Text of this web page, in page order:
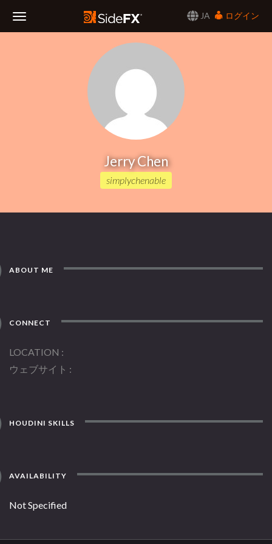
JA
ログイン
Jerry Chen
simplychenable
ABOUT ME
CONNECT
LOCATION
ウェブサイト
HOUDINI SKILLS
AVAILABILITY
Not Specified